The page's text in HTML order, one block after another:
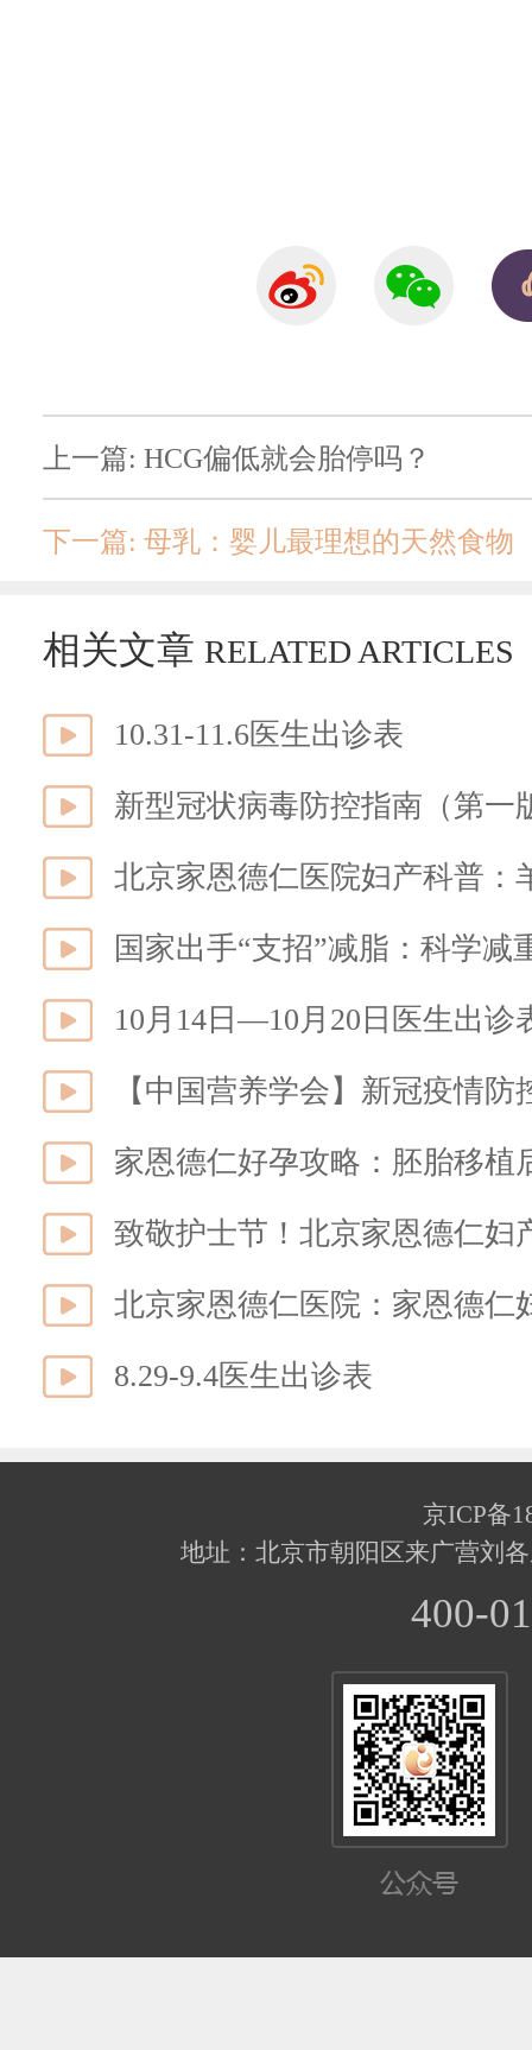
上一篇: HCG偏低就会胎停吗？
下一篇: 母乳：婴儿最理想的天然食物
相关文章 RELATED ARTICLES
10.31-11.6医生出诊表
新型冠状病毒防控指南（第一
北京家恩德仁医院妇产科普：
国家出手“支招”减脂：科学减
10月14日—10月20日医生出诊
致敬护士节！北京家恩德仁妇
北京家恩德仁医院：家恩德仁
8.29-9.4医生出诊表
京ICP备
地址：北京市朝阳区来广营刘
400-